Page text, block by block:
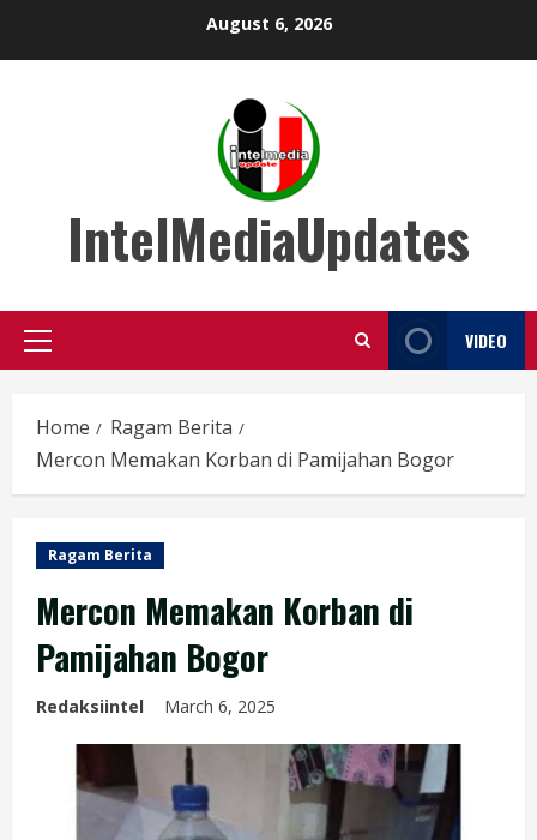
August 6, 2026
IntelMediaUpdates
Primary
VIDEO
Home
Ragam Berita
Mercon Memakan Korban di Pamijahan Bogor
Ragam Berita
Mercon Memakan Korban di
Pamijahan Bogor
Redaksiintel March 6, 2025